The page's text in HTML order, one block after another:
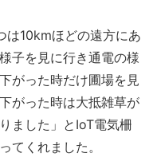
は10kmほどの遠方にあ
子を見に行き通電の様
がった時だけ圃場を見
がった時は大抵雑草が
ました」とIoT電気柵
てくれました。